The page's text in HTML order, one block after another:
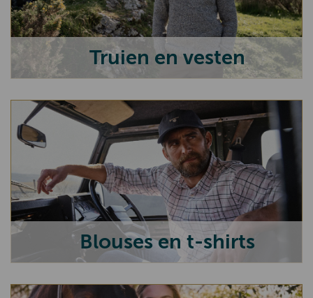
Nappa
PiP Studio
Roosenstein Wolke
Kaszer
Anna Lascata
Hestra
English Utopia
Tiz Ann
Bostonian
Goodwin Anderson
Truien en vesten
Blouses en t-shirts